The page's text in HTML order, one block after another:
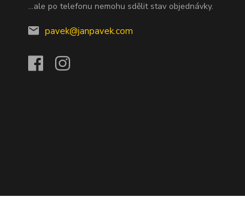
...ale po telefonu nemohu sdělit stav objednávky.
pavek@janpavek.com